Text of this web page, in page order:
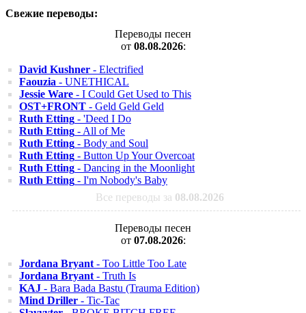
Свежие переводы:
Переводы песен
от 08.08.2026:
David Kushner - Electrified
Faouzia - UNETHICAL
Jessie Ware - I Could Get Used to This
OST+FRONT - Geld Geld Geld
Ruth Etting - 'Deed I Do
Ruth Etting - All of Me
Ruth Etting - Body and Soul
Ruth Etting - Button Up Your Overcoat
Ruth Etting - Dancing in the Moonlight
Ruth Etting - I'm Nobody's Baby
Все переводы за 08.08.2026
Переводы песен
от 07.08.2026:
Jordana Bryant - Too Little Too Late
Jordana Bryant - Truth Is
KAJ - Bara Bada Bastu (Trauma Edition)
Mind Driller - Tic-Tac